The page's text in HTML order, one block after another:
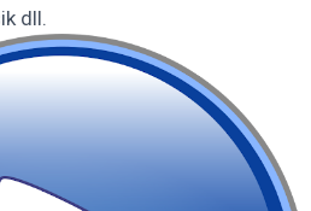
dll.